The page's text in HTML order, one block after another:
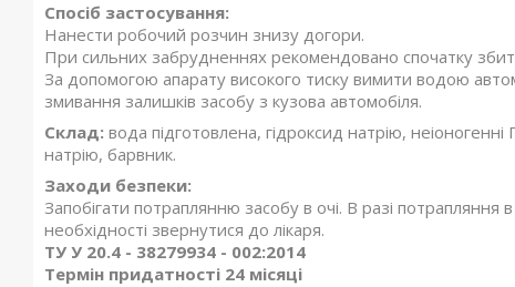
Спосіб застосування:
Нанести робочий розчин знизу догори.
При сильних забрудненнях рекомендовано спочатку
За допомогою апарату високого тиску вимити водою
змивання залишків засобу з кузова автомобіля.
Склад: вода підготовлена, гідроксид натрію,
натрію, барвник.
Заходи безпеки:
Запобігати потраплянню засобу в очі. В разі потрапляння
необхідності звернутися до лікаря.
ТУ У 20.4 - 38279934 - 002:2014
Термін придатності 24 місяці